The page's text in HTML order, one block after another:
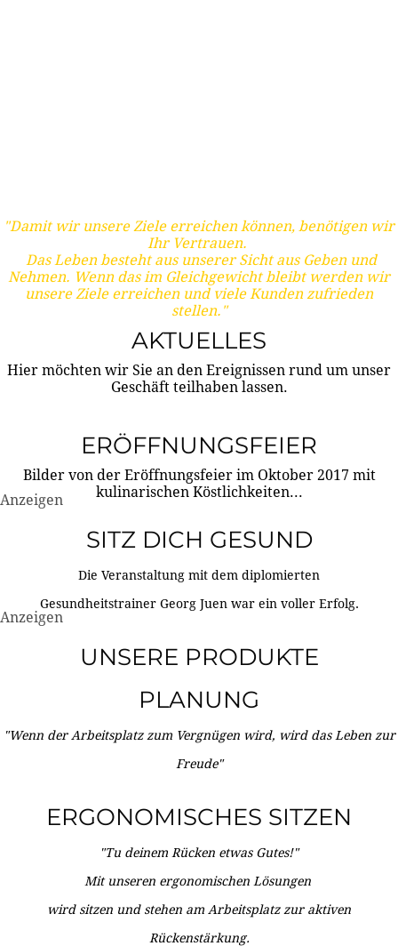
"Damit wir unsere Ziele erreichen können, benötigen wir
Ihr Vertrauen.
Das Leben besteht aus unserer Sicht aus Geben und
Nehmen. Wenn das im Gleichgewicht bleibt werden wir
unsere Ziele erreichen und viele Kunden zufrieden
stellen."
AKTUELLES
Hier möchten wir Sie an den Ereignissen rund um unser
Geschäft teilhaben lassen.
ERÖFFNUNGSFEIER
Bilder von der Eröffnungsfeier im Oktober 2017 mit
kulinarischen Köstlichkeiten...
Anzeigen
SITZ DICH GESUND
Die Veranstaltung mit dem diplomierten
Gesundheitstrainer Georg Juen war ein voller Erfolg.
Anzeigen
UNSERE PRODUKTE
PLANUNG
"Wenn der Arbeitsplatz zum Vergnügen wird, wird das Leben zur
Freude"
ERGONOMISCHES SITZEN
"Tu deinem Rücken etwas Gutes!"
Mit unseren ergonomischen Lösungen
wird sitzen und stehen am Arbeitsplatz zur aktiven
Rückenstärkung.